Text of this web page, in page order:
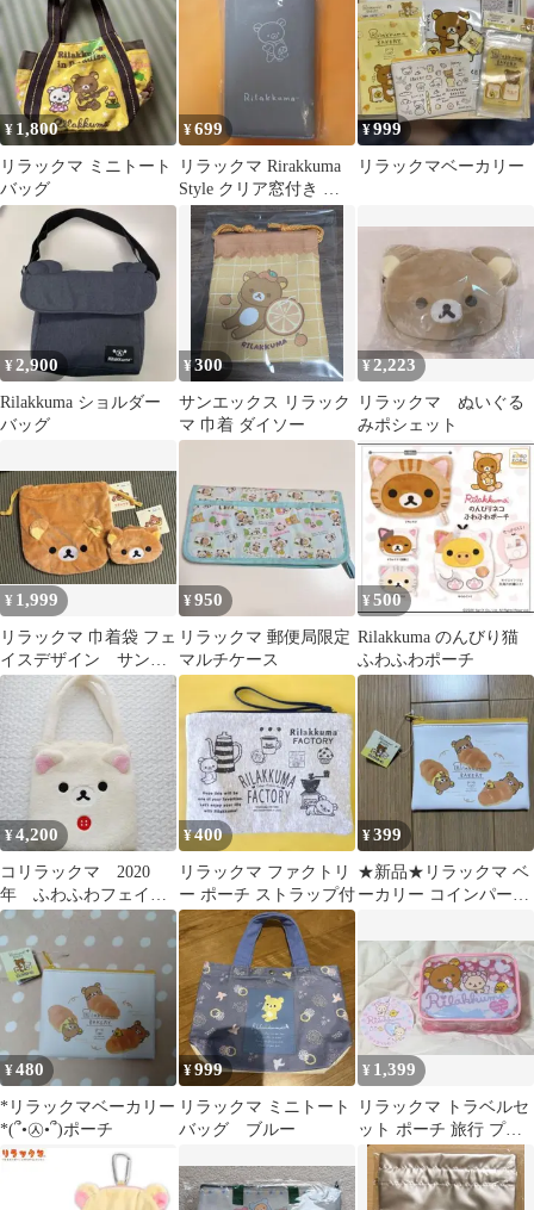
¥ 1,800
リラックマ ミニトート
バッグ
¥699
リラックマ Rirakkuma
Style クリア窓付き ウ
ォレットショルダー
¥999
リラックマベーカリー
¥2,900
Rilakkuma ショルダー
バッグ
¥300
サンエックス リラック
マ 巾着 ダイソー
¥2,223
リラックマ ぬいぐる
みポシェット
¥ 1,999
リラックマ 巾着袋 フェ
イスデザイン サンキ
ューマート
¥950
リラックマ 郵便局限定
マルチケース
¥500
Rilakkuma のんびり猫
ふわふわポーチ
¥4,200
コリラックマ 2020
年 ふわふわフェイス
バッグ トートバッ
グ レア リラックマ
¥400
リラックマ ファクトリ
ー ポーチ ストラップ付
¥399
★新品★リラックマ ベ
ーカリー コインパース
¥480
*リラックマベーカリー
*(՞•㉦•՞)ポーチ
¥999
リラックマ ミニトート
バッグ ブルー
¥ 1,399
リラックマ トラベルセ
ット ポーチ 旅行 プラ
イズ